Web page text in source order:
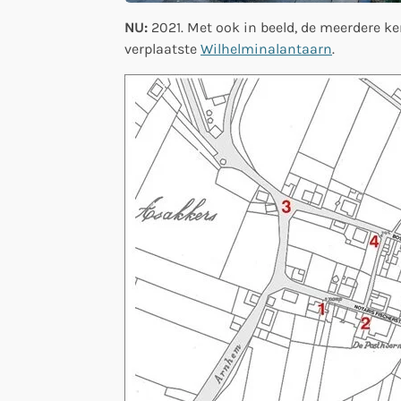
NU: 2021. Met ook in beeld, de meerdere
verplaatste Wilhelminalantaarn.